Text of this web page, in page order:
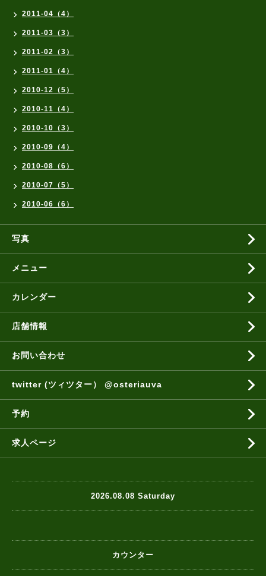
2011-04（4）
2011-03（3）
2011-02（3）
2011-01（4）
2010-12（5）
2010-11（4）
2010-10（3）
2010-09（4）
2010-08（6）
2010-07（5）
2010-06（6）
写真
メニュー
カレンダー
店舗情報
お問い合わせ
twitter (ツィツター） @osteriauva
予約
求人ページ
2026.08.08 Saturday
カウンター